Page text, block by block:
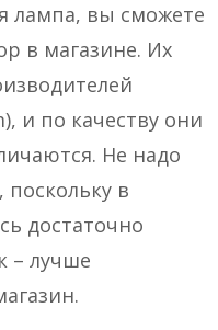
лампа, вы сможете
в магазине. Их
и по качеству они
Не надо
в
достаточно
– лучше